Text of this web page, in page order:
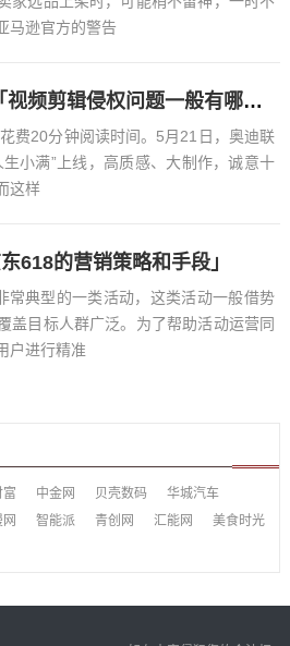
马逊官方的警告
如何看待短视频侵权「视频剪辑侵权问题一般有哪些」
费20分钟阅读时间。5月21日，奥迪联
小满”上线，高质感、大制作，诚意十
这样
618的营销策略和手段」
常典型的一类活动，这类活动一般借势
盖目标人群广泛。为了帮助活动运营同
户进行精准
富 中金网 贝壳数码
华城汽车
智能派 青创网 汇能网
美食时光